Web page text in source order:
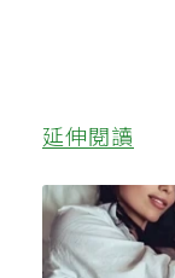
延伸閱讀